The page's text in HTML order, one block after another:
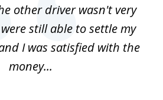
other driver wasn't very
still able to settle my
I was satisfied with the
money...